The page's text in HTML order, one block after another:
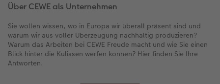
Über CEWE als Unternehmen
Sie wollen wissen, wo in Europa wir überall präsent sind und
warum wir aus voller Überzeugung nachhaltig produzieren?
Warum das Arbeiten bei CEWE Freude macht und wie Sie einen
Blick hinter die Kulissen werfen können? Hier finden Sie Ihre
Antworten.